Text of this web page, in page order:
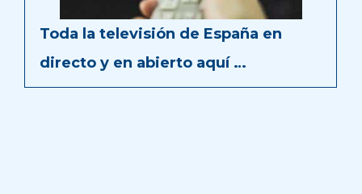
Toda la televisión de España en
directo y en abierto aquí …